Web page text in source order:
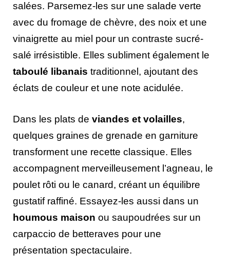
salées. Parsemez-les sur une salade verte
avec du fromage de chèvre, des noix et une
vinaigrette au miel pour un contraste sucré-
salé irrésistible. Elles subliment également le
taboulé libanais traditionnel, ajoutant des
éclats de couleur et une note acidulée.
Dans les plats de viandes et volailles,
quelques graines de grenade en garniture
transforment une recette classique. Elles
accompagnent merveilleusement l’agneau, le
poulet rôti ou le canard, créant un équilibre
gustatif raffiné. Essayez-les aussi dans un
houmous maison ou saupoudrées sur un
carpaccio de betteraves pour une
présentation spectaculaire.